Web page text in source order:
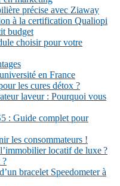
précise avec Ziaway
à la certification Qualiopi
budget
choisir pour votre
en France
les cures détox ?
laveur : Pourquoi vous
: Guide complet pour
les consommateurs !
locatif de luxe ?
?
bracelet Speedometer à